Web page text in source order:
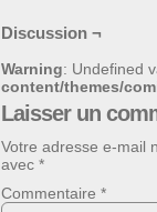
Discussion ¬
Warning: Undefined
content/themes/
Laisser un
Votre adresse e-mail
avec *
Commentaire *